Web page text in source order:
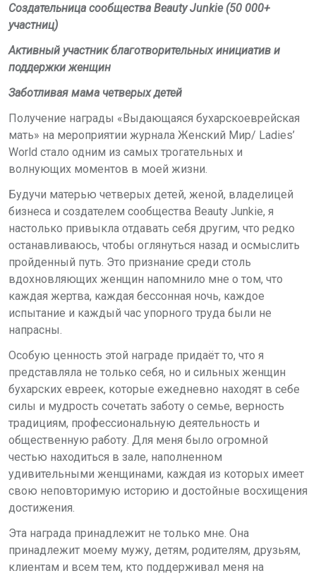
Создательница сообщества Beauty Junkie (50 000+
участниц)
Активный участник благотворительных инициатив и
поддержки женщин
Заботливая мама четверых детей
Получение награды «Выдающаяся бухарскоеврейская
мать» на мероприятии журнала Женский Мир/ Ladies’
World стало одним из самых трогательных и
волнующих моментов в моей жизни.
Будучи матерью четверых детей, женой, владелицей
бизнеса и создателем сообщества Beauty Junkie, я
настолько привыкла отдавать себя другим, что редко
останавливаюсь, чтобы оглянуться назад и осмыслить
пройденный путь. Это признание среди столь
вдохновляющих женщин напомнило мне о том, что
каждая жертва, каждая бессонная ночь, каждое
испытание и каждый час упорного труда были не
напрасны.
Особую ценность этой награде придаёт то, что я
представляла не только себя, но и сильных женщин
бухарских евреек, которые ежедневно находят в себе
силы и мудрость сочетать заботу о семье, верность
традициям, профессиональную деятельность и
общественную работу. Для меня было огромной
честью находиться в зале, наполненном
удивительными женщинами, каждая из которых имеет
свою неповторимую историю и достойные восхищения
достижения.
Эта награда принадлежит не только мне. Она
принадлежит моему мужу, детям, родителям, друзьям,
клиентам и всем тем, кто поддерживал меня на